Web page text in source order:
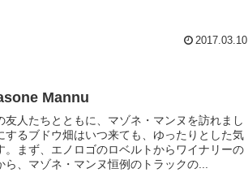
2017.03.10
Mannu
友人たちとともに、マゾネ・マンヌを訪れまし
するブドウ畑はいつ来ても、ゆったりとした気
。まず、エノロゴのロベルトからワイナリーの
、マゾネ・マンヌ恒例のトラックの...